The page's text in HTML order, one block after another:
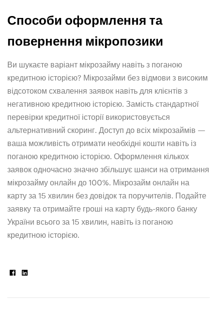
Способи оформлення та
повернення мікропозики
Ви шукаєте варіант мікрозайму навіть з поганою
кредитною історією? Мікрозайми без відмови з високим
відсотоком схвалення заявок навіть для клієнтів з
негативною кредитною історією. Замість стандартної
перевірки кредитної історії використовується
альтернативний скоринг. Доступ до всіх мікрозаймів —
ваша можливість отримати необхідні кошти навіть із
поганою кредитною історією. Оформлення кількох
заявок одночасно значно збільшує шанси на отримання
мікрозайму онлайн до 100%. Мікрозайм онлайн на
карту за 15 хвилин без довідок та поручителів. Подайте
заявку та отримайте гроші на карту будь-якого банку
України всього за 15 хвилин, навіть із поганою
кредитною історією.
Facebook
Linkedin